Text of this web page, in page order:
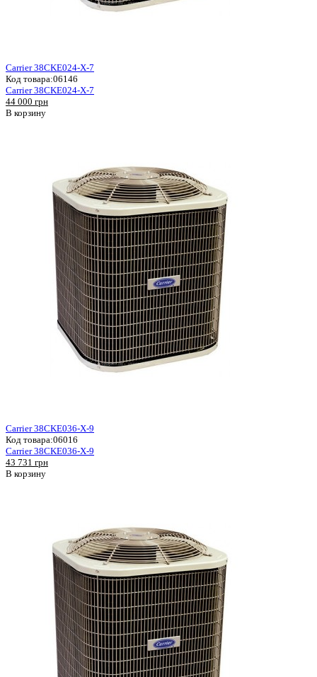
Carrier 38CKE024-X-7
Код товара:06146
Carrier 38CKE024-X-7
44 000 грн
В корзину
Carrier 38CKE036-X-9
Код товара:06016
Carrier 38CKE036-X-9
43 731 грн
В корзину